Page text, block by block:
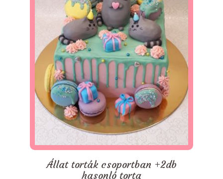
Állat torták csoportban +2db
hasonló torta